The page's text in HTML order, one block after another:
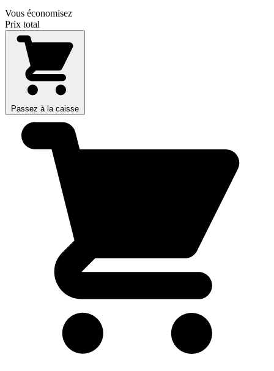
Vous économisez
Prix total
Passez à la caisse